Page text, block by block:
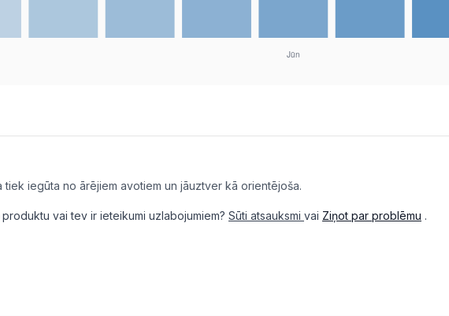
tiek iegūta no ārējiem avotiem un jāuztver kā orientējoša.
vai tev ir ieteikumi uzlabojumiem? Sūti atsauksmi vai Ziņot par problēmu .